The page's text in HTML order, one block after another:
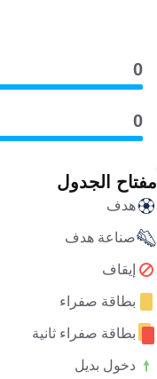
0
0
مفتاح الجدول
هدف
صناعة هدف
إيقاف
بطاقة صفراء
بطاقة صفراء ثانية
دخول بديل